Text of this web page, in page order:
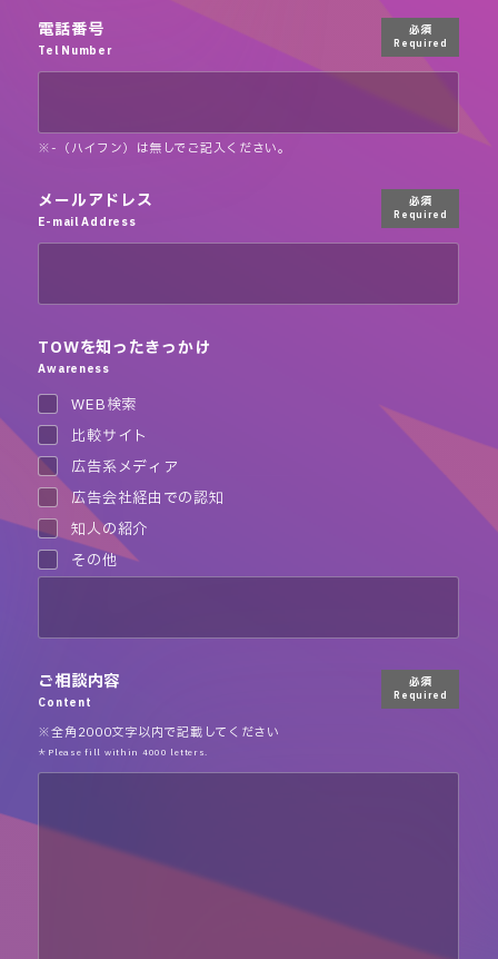
電話番号
Tel Number
必須
Required
※-（ハイフン）は無しでご記入ください。
メールアドレス
E-mail Address
必須
Required
TOWを知ったきっかけ
Awareness
WEB検索
比較サイト
広告系メディア
広告会社経由での認知
知人の紹介
その他
ご相談内容
Content
必須
Required
※全角2000文字以内で記載してください
＊Please fill within 4000 letters.